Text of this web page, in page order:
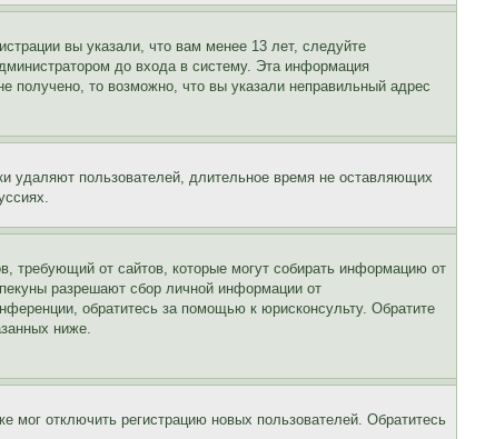
вы указали, что вам менее 13 лет, следуйте
до входа в систему. Эта информация
получено, то возможно, что вы указали неправильный адрес
удаляют пользователей, длительное время не оставляющих
требующий от сайтов, которые могут собирать информацию от
разрешают сбор личной информации от
обратитесь за помощью к юрисконсульту. Обратите
ниже.
мог отключить регистрацию новых пользователей. Обратитесь